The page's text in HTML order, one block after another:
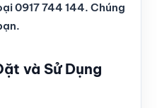
0917 744 144. Chúng
và Sử Dụng